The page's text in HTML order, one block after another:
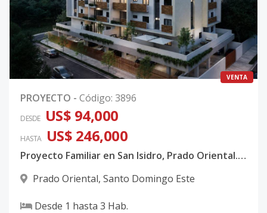
VENTA
PROYECTO - Código: 3896
DESDE US$ 94,000
HASTA US$ 246,000
Proyecto Familiar en San Isidro, Prado Oriental. Entrega en 2027
Prado Oriental, Santo Domingo Este
Desde 1 hasta 3 Hab.